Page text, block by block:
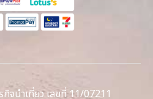
จนำเที่ยว เลขที่ 11/07211